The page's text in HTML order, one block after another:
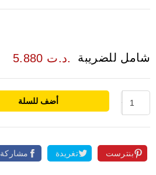
5.880 د.ت. شامل للضريبة
أضف للسلة
مشاركة تغريدة بنترست